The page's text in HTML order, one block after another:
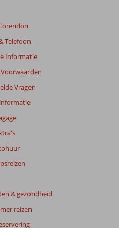
Telefoon
Informatie
Vragen
& gezondheid
reizen